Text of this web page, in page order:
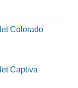
Colorado
Captiva